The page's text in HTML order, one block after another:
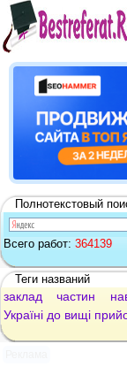
Полнотекстовый
Всего работ: 364139
Теги названий
заклад частин
Україні до вищі